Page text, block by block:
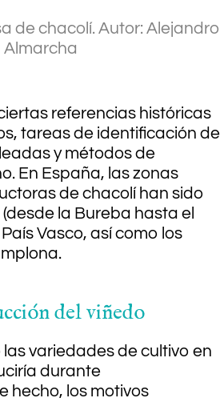
de chacolí. Autor: Alejandro
Almarcha
referencias históricas
tareas de identificación de
y métodos de
En España, las zonas
de chacolí han sido
la Bureba hasta el
Vasco, así como los
del viñedo
variedades de cultivo en
durante
hecho, los motivos